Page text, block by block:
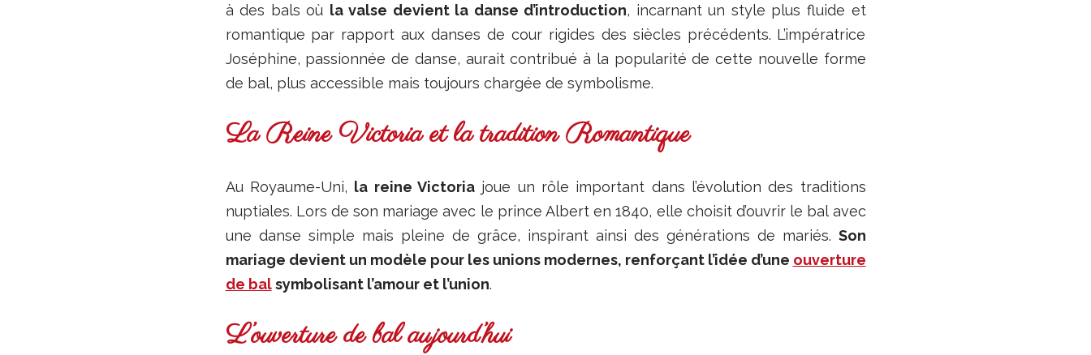
à des bals où la valse devient la danse d’introduction, incarnant un style plus fluide et
romantique par rapport aux danses de cour rigides des siècles précédents. L’impératrice
Joséphine, passionnée de danse, aurait contribué à la popularité de cette nouvelle forme
de bal, plus accessible mais toujours chargée de symbolisme.
La Reine Victoria et la tradition Romantique
Au Royaume-Uni, la reine Victoriajoue un rôle important dans l’évolution des traditions
nuptiales. Lors de son mariage avec le prince Albert en 1840, elle choisit d’ouvrir le bal avec
une danse simple mais pleine de grâce, inspirant ainsi des générations de mariés. Son
mariage devient un modèle pour les unions modernes, renforçant l’idée d’une ouverture
de balsymbolisant l’amour et l’union.
L’ouverture de bal aujourd’hui